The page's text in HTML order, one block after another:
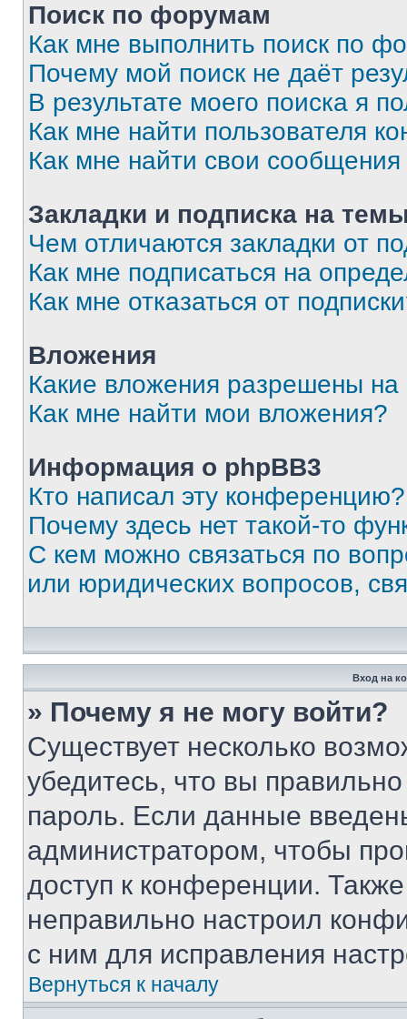
Поиск по форумам
Как мне выполнить поиск по
Почему мой поиск не даёт
В результате моего поиска я
Как мне найти пользователя
Как мне найти свои
Закладки и подписка на
Чем отличаются закладки от
Как мне подписаться на
Как мне отказаться от
Вложения
Какие вложения разрешены
Как мне найти мои вложения?
Информация о phpBB3
Кто написал эту конференцию?
Почему здесь нет такой-то
С кем можно связаться по
или юридических вопросов,
Вход на
» Почему я не могу войти?
Существует несколько
убедитесь, что вы
пароль. Если данные
администратором, чтобы
доступ к конференции.
неправильно настроил
с ним для исправления
Вернуться к началу